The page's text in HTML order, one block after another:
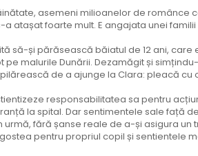
asemeni milioanelor de românce
atașat foarte mult. E angajata unei
să-și părăsească băiatul de 12 ani, care
malurile Dunării. Dezamăgit și
de a ajunge la Clara: pleacă cu
responsabilitatea sa pentru
la spital. Dar sentimentele sale față
fără șanse reale de a-și asigura un
pentru propriul copil și sentientele